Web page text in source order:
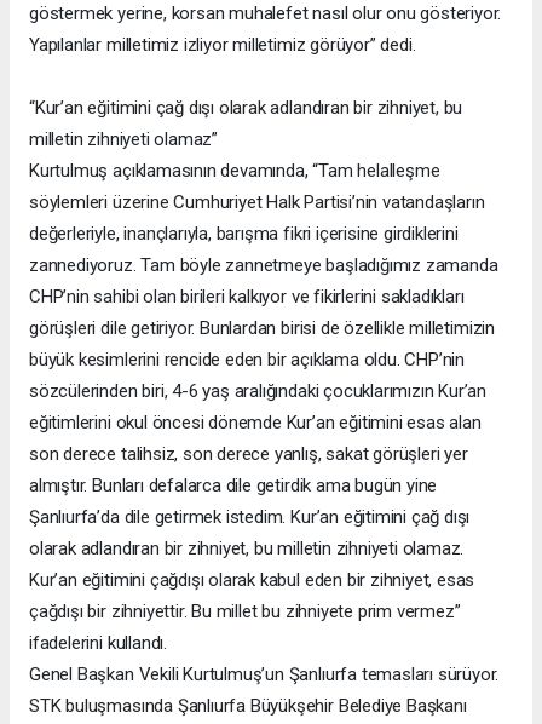
göstermek yerine, korsan muhalefet nasıl olur onu gösteriyor.
Yapılanlar milletimiz izliyor milletimiz görüyor” dedi.
“Kur’an eğitimini çağ dışı olarak adlandıran bir zihniyet, bu
milletin zihniyeti olamaz”
Kurtulmuş açıklamasının devamında, “Tam helalleşme
söylemleri üzerine Cumhuriyet Halk Partisi’nin vatandaşların
değerleriyle, inançlarıyla, barışma fikri içerisine girdiklerini
zannediyoruz. Tam böyle zannetmeye başladığımız zamanda
CHP’nin sahibi olan birileri kalkıyor ve fikirlerini sakladıkları
görüşleri dile getiriyor. Bunlardan birisi de özellikle milletimizin
büyük kesimlerini rencide eden bir açıklama oldu. CHP’nin
sözcülerinden biri, 4-6 yaş aralığındaki çocuklarımızın Kur’an
eğitimlerini okul öncesi dönemde Kur’an eğitimini esas alan
son derece talihsiz, son derece yanlış, sakat görüşleri yer
almıştır. Bunları defalarca dile getirdik ama bugün yine
Şanlıurfa’da dile getirmek istedim. Kur’an eğitimini çağ dışı
olarak adlandıran bir zihniyet, bu milletin zihniyeti olamaz.
Kur’an eğitimini çağdışı olarak kabul eden bir zihniyet, esas
çağdışı bir zihniyettir. Bu millet bu zihniyete prim vermez”
ifadelerini kullandı.
Genel Başkan Vekili Kurtulmuş’un Şanlıurfa temasları sürüyor.
STK buluşmasında Şanlıurfa Büyükşehir Belediye Başkanı